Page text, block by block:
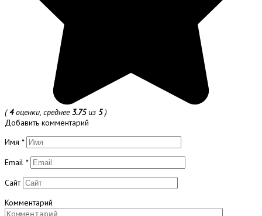
(4оценки, среднее 3.75из 5)
Добавить комментарий
Имя *
Email *
Сайт
Комментарий